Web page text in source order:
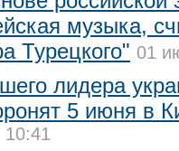
музыка,
Турецкого" 01
лидера
5 июня в
10:41